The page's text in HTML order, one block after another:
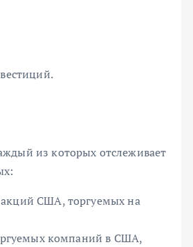
из которых отслеживает
США, торгуемых на
компаний в США,